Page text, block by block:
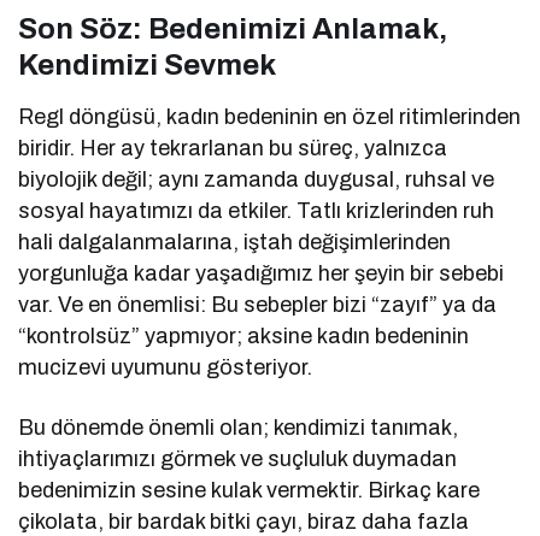
Son Söz: Bedenimizi Anlamak,
Kendimizi Sevmek
Regl döngüsü, kadın bedeninin en özel ritimlerinden
biridir. Her ay tekrarlanan bu süreç, yalnızca
biyolojik değil; aynı zamanda duygusal, ruhsal ve
sosyal hayatımızı da etkiler. Tatlı krizlerinden ruh
hali dalgalanmalarına, iştah değişimlerinden
yorgunluğa kadar yaşadığımız her şeyin bir sebebi
var. Ve en önemlisi: Bu sebepler bizi “zayıf” ya da
“kontrolsüz” yapmıyor; aksine kadın bedeninin
mucizevi uyumunu gösteriyor.
Bu dönemde önemli olan; kendimizi tanımak,
ihtiyaçlarımızı görmek ve suçluluk duymadan
bedenimizin sesine kulak vermektir. Birkaç kare
çikolata, bir bardak bitki çayı, biraz daha fazla